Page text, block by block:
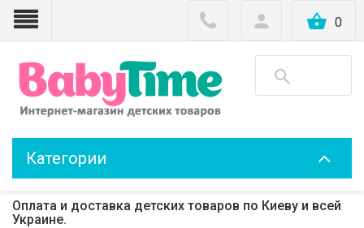
0
Категории
Оплата и доставка детских товаров по Киеву и всей
Украине.